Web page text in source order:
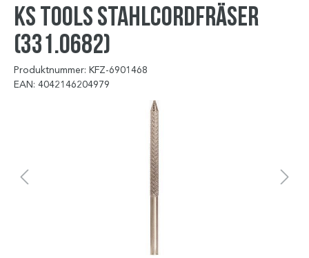
KS TOOLS Stahlcordfräser
(331.0682)
Produktnummer: KFZ-6901468
EAN: 4042146204979